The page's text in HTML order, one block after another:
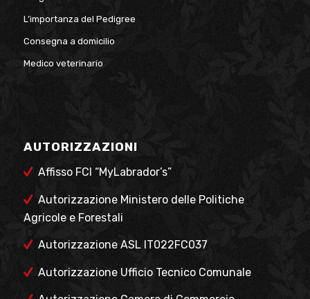
L’importanza del Pedigree
Consegna a domicilio
Medico veterinario
AUTORIZZAZIONI
Affisso FCI “MyLabrador’s”
Autorizzazione Ministero delle Politiche
Agricole e Forestali
Autorizzazione ASL IT022FC037
Autorizzazione Ufficio Tecnico Comunale